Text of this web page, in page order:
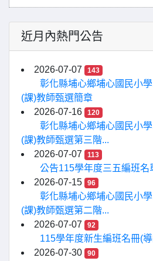
近月內熱門公告
2026-07-07 143
彰化縣埔心鄉埔心國民小
(課)教師甄選簡章
2026-07-16
120
彰化縣埔心鄉埔心國民小
(課)教師甄選第三階...
2026-07-07
113
公告115學年度三五編班名
2026-07-15
96
彰化縣埔心鄉埔心國民小
(課)教師甄選第二階...
2026-07-07
92
115學年度新生編班名冊(
2026-07-30
90